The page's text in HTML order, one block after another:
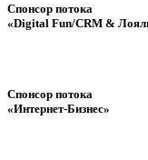
Спонсор потока
«Digital Fun/CRM &
Спонсор потока
«Интернет-Бизнес»